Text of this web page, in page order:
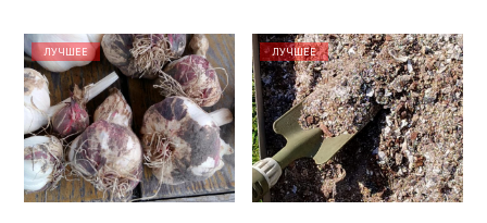
ЛУЧШЕЕ ЛУЧШЕЕ